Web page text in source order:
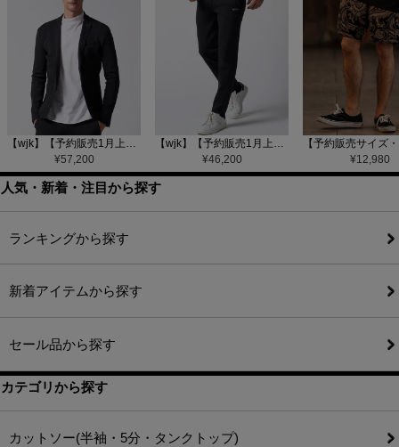
【wjk】【予約販売1月上旬～中旬入荷】function knit jacket(jacquard check) ニットジャケット(207 mw08j)
¥57,200
【wjk】【予約販売1月上旬～中旬入荷】function knit easy slacks(jacquard check) ニットイージーパンツ(504 mw08j)
¥46,200 ¥12,980
人気・新着・注目から探す
ランキングから探す
新着アイテムから探す
セール品から探す
カテゴリから探す
カットソー(半袖・5分・タンクトップ)